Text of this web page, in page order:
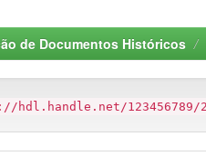
de Documentos Históricos
hdl.handle.net/123456789/